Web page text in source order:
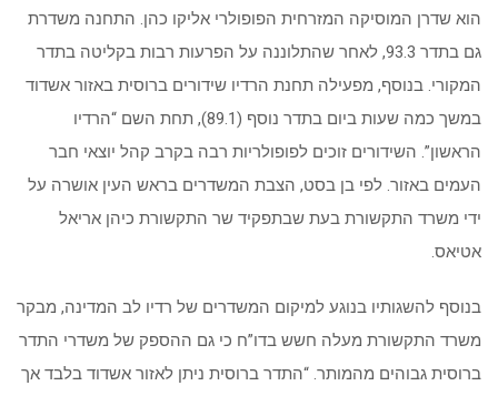
הוא שדרן המוסיקה המזרחית הפופולרי אליקו כהן. התחנה משדרת
גם בתדר 93.3, לאחר שהתלוננה על הפרעות רבות בקליטה בתדר
המקורי. בנוסף, מפעילה תחנת הרדיו שידורים ברוסית באזור אשדוד
במשך כמה שעות ביום בתדר נוסף (89.1), תחת השם “הרדיו
הראשון”. השידורים זוכים לפופולריות רבה בקרב קהל יוצאי חבר
העמים באזור. לפי בן בסט, הצבת המשדרים בראש העין אושרה על
ידי משרד התקשורת בעת שבתפקיד שר התקשורת כיהן אריאל
אטיאס.
בנוסף להשגותיו בנוגע למיקום המשדרים של רדיו לב המדינה, מבקר
משרד התקשורת מעלה חשש בדו”ח כי גם ההספק של משדרי התדר
ברוסית גבוהים מהמותר. “התדר ברוסית ניתן לאזור אשדוד בלבד אך